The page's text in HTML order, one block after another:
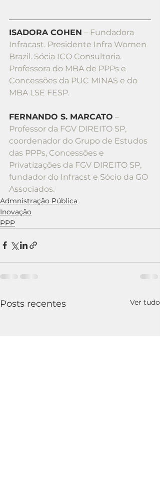
ISADORA COHEN – Fundadora
Infracast. Presidente Infra Women
Brazil. Sócia ICO Consultoria.
Professora do MBA de PPPs e
Concessões da PUC MINAS e do
MBA LSE FESP.
FERNANDO S. MARCATO –
Professor da FGV DIREITO SP,
coordenador do Grupo de Estudos
das PPPs, Concessões e
Privatizações da FGV DIREITO SP,
fundador do Infracst e Sócio da GO
Associados.
Admnistração Pública
Inovação
PPP
Posts recentes Ver tudo